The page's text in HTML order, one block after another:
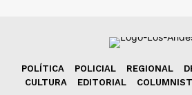
POLÍTICA POLICIAL REGIONAL
CULTURA
EDITORIAL